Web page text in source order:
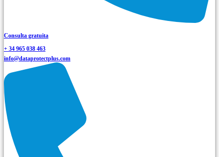
Consulta gratuita
+ 34 965 038 463
info@dataprotectplus.com